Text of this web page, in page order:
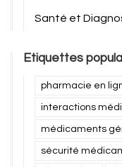
Santé et
Etiquettes
pharmacie en
interactions
médicaments
sécurité